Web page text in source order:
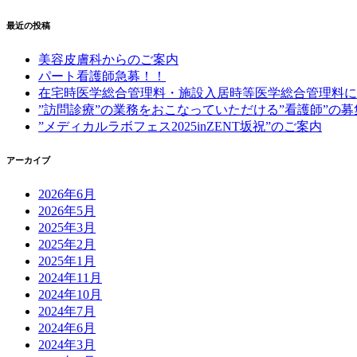
最近の投稿
美容皮膚科からのご案内
パート看護師急募！！
在宅時医学総合管理料・施設入居時等医学総合管理料
”訪問診療”の業務をおこなっていただける”看護師”の募
”メディカルラボフェス2025inZENT坂祝”のご案内
アーカイブ
2026年6月
2026年5月
2025年3月
2025年2月
2025年1月
2024年11月
2024年10月
2024年7月
2024年6月
2024年3月